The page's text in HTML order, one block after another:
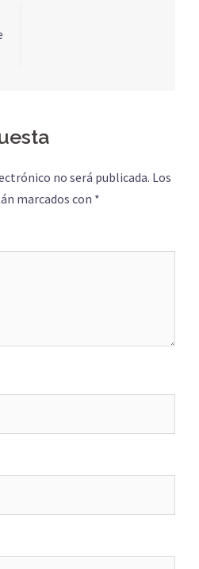
no será publicada. Los
marcados con *